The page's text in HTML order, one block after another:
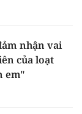
nhận vai
của loạt
em"